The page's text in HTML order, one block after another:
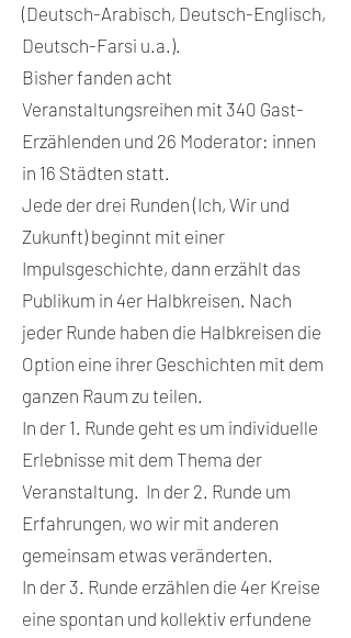
(Deutsch-Arabisch, Deutsch-Englisch,
Deutsch-Farsi u.a.).
Bisher fanden acht
Veranstaltungsreihen mit 340 Gast-
Erzählenden und 26 Moderator: innen
in 16 Städten statt.
Jede der drei Runden (Ich, Wir und
Zukunft) beginnt mit einer
Impulsgeschichte, dann erzählt das
Publikum in 4er Halbkreisen. Nach
jeder Runde haben die Halbkreisen die
Option eine ihrer Geschichten mit dem
ganzen Raum zu teilen.
In der 1. Runde geht es um individuelle
Erlebnisse mit dem Thema der
Veranstaltung. In der 2. Runde um
Erfahrungen, wo wir mit anderen
gemeinsam etwas veränderten.
In der 3. Runde erzählen die 4er Kreise
eine spontan und kollektiv erfundene